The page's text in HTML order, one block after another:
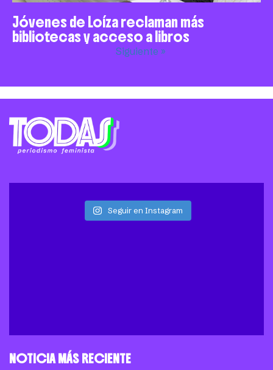
Jóvenes de Loíza reclaman más
bibliotecas y acceso a libros
Siguiente »
Seguir en Instagram
NOTICIA MÁS RECIENTE